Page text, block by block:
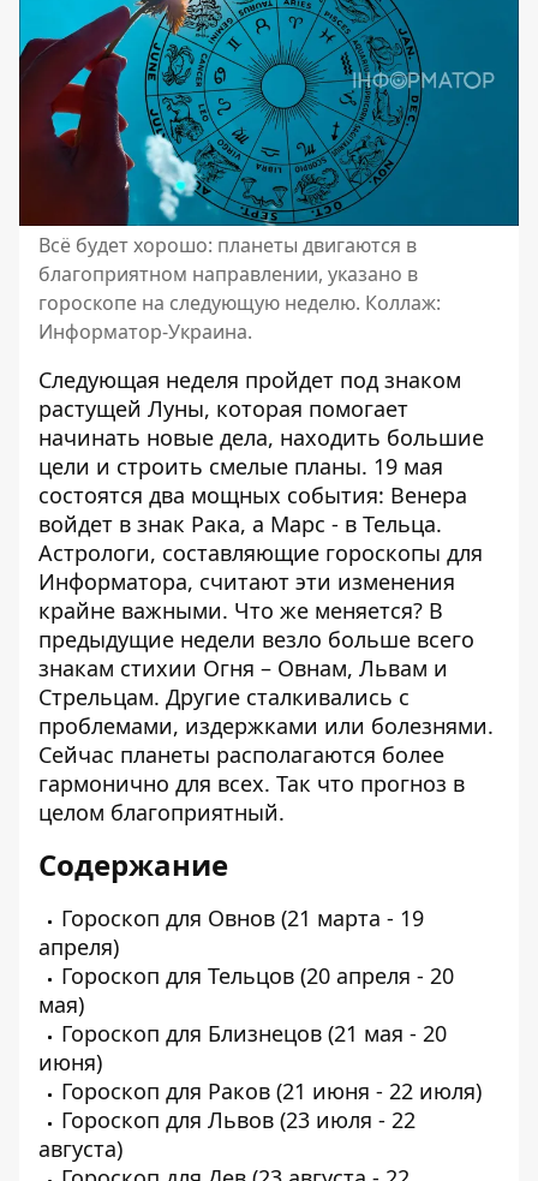
Всё будет хорошо: планеты двигаются в
благоприятном направлении, указано в
гороскопе на следующую неделю. Коллаж:
Информатор-Украина.
Следующая неделя пройдет под знаком
растущей Луны, которая помогает
начинать новые дела, находить большие
цели и строить смелые планы. 19 мая
состоятся два мощных события: Венера
войдет в знак Рака, а Марс - в Тельца.
Астрологи, составляющие гороскопы для
Информатора, считают эти изменения
крайне важными. Что же меняется? В
предыдущие недели везло больше всего
знакам стихии Огня – Овнам, Львам и
Стрельцам. Другие сталкивались с
проблемами, издержками или болезнями.
Сейчас планеты располагаются более
гармонично для всех. Так что прогноз в
целом благоприятный.
Содержание
Гороскоп для Овнов (21 марта - 19
апреля)
Гороскоп для Тельцов (20 апреля - 20
мая)
Гороскоп для Близнецов (21 мая - 20
июня)
Гороскоп для Раков (21 июня - 22 июля)
Гороскоп для Львов (23 июля - 22
августа)